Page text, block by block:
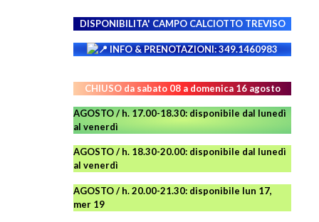
DISPONIBILITA' CAMPO CALCIOTTO TREVISO
INFO & PRENOTAZIONI: 349.1460983
CHIUSO da sabato 08 a domenica 16 agosto
AGOSTO / h. 17.00-18.30: disponibile dal lunedì
al venerdì
AGOSTO/ h. 18.30-20.00: disponibile dal lunedì
al venerdì
AGOSTO / h. 20.00-21.30: disponibile lun 17,
mer 19